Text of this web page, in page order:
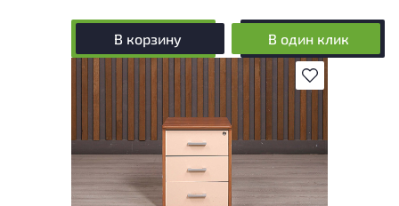
В корзину В один клик
В избранное
Степень износа находится на стадии
проверки. Вы можете уточнить
дополнительную информацию у
сотрудников магазина